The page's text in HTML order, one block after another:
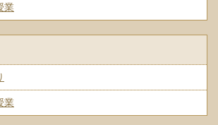
業
業